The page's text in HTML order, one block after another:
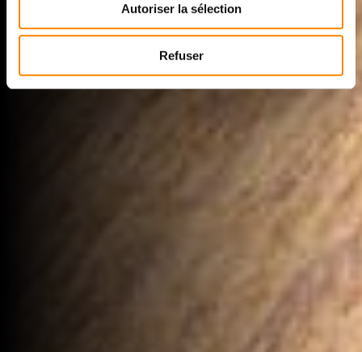
Autoriser la sélection
Refuser